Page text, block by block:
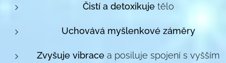
Čistí a detoxikujetělo
Uchovává myšlenkové záměry
Zvyšuje vibrace a posiluje spojení s vyšším